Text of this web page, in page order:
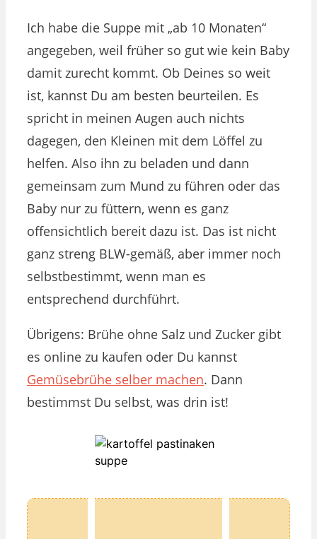
Ich habe die Suppe mit „ab 10 Monaten“
angegeben, weil früher so gut wie kein Baby
damit zurecht kommt. Ob Deines so weit
ist, kannst Du am besten beurteilen. Es
spricht in meinen Augen auch nichts
dagegen, den Kleinen mit dem Löffel zu
helfen. Also ihn zu beladen und dann
gemeinsam zum Mund zu führen oder das
Baby nur zu füttern, wenn es ganz
offensichtlich bereit dazu ist. Das ist nicht
ganz streng BLW-gemäß, aber immer noch
selbstbestimmt, wenn man es
entsprechend durchführt.
Übrigens: Brühe ohne Salz und Zucker gibt
es online zu kaufen oder Du kannst
Gemüsebrühe selber machen. Dann
bestimmst Du selbst, was drin ist!